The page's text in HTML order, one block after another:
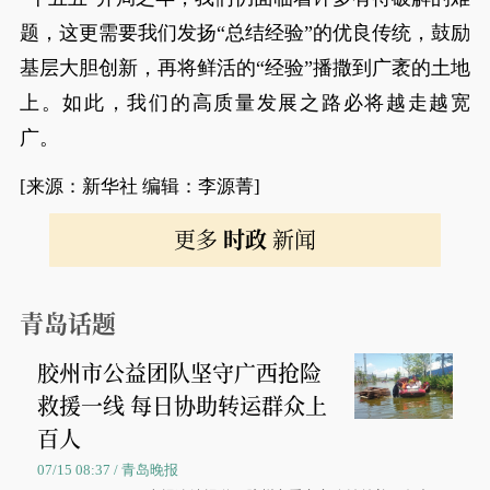
题，这更需要我们发扬“总结经验”的优良传统，鼓励
基层大胆创新，再将鲜活的“经验”播撒到广袤的土地
上。如此，我们的高质量发展之路必将越走越宽
广。
[来源：新华社 编辑：李源菁]
更多 时政新闻
青岛话题
胶州市公益团队坚守广西抢险
救援一线 每日协助转运群众上
百人
07/15 08:37 / 青岛晚报